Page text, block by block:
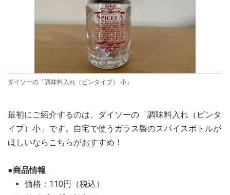
ダイソーの「調味料入れ（ビンタイプ） 小」
最初にご紹介するのは、ダイソーの「調味料入れ（ビンタ
イプ）小」です。自宅で使うガラス製のスパイスボトルが
ほしいならこちらがおすすめ！
●商品情報
価格：110円（税込）